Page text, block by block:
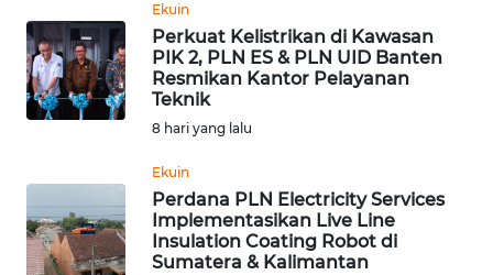
Ekuin
Perkuat Kelistrikan di Kawasan
PIK 2, PLN ES & PLN UID Banten
Resmikan Kantor Pelayanan
Teknik
8 hari yang lalu
Ekuin
Perdana PLN Electricity Services
Implementasikan Live Line
Insulation Coating Robot di
Sumatera & Kalimantan
KONTAK
KAMI
TENTANG
KAMI